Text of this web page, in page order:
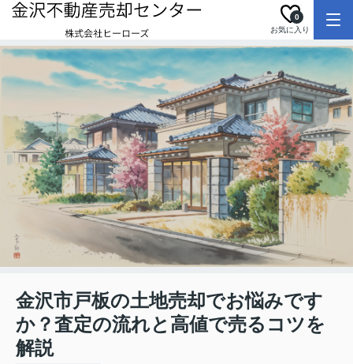
お気に入り
0
金沢市戸板の土地売却でお悩みです
か？査定の流れと高値で売るコツを
解説